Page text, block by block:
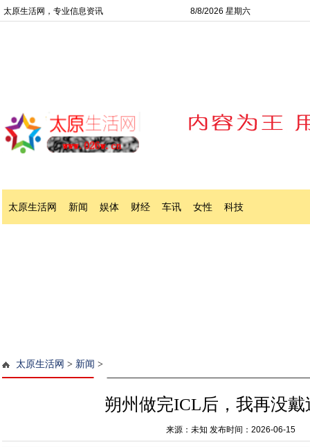
太原生活网，专业信息资讯 8/8/2026 星期六
太原生活网 新闻 娱体 财经 车讯 女性 科技
太原生活网 > 新闻 >
朔州做完ICL后，我再没戴
来源：未知 发布时间：2026-06-15